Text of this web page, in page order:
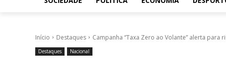
Início Destaques Campanha “Taxa Zero ao Volante” alerta para
Destaques Nacional